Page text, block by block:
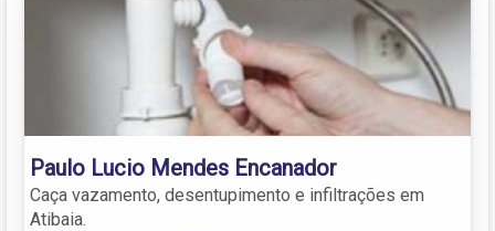
Paulo Lucio Mendes Encanador
Caça vazamento, desentupimento e infiltrações em
Atibaia.